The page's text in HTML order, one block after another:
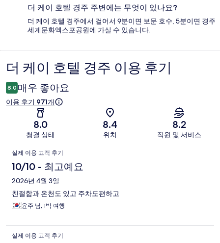
더 케이 호텔 경주 주변에는 무엇이 있나요?
더 케이 호텔 경주에서 걸어서 9분이면 보문 호수, 5분이면 경주
세계문화엑스포공원에 가실 수 있습니다.
이
용
후
더 케이 호텔 경주 이용 후기
8.0 매우 좋아요
이용 후기 971개
8.0
청결 상태
8.4
위치
8.2
직원 및 서비스
이
용
후
기
실제 이용 고객 후기
10/10 - 최고예요
2026년 4월 3일
친절함과 온천도 있고 주차도편하고
윤주 님, 1박 여행
실제 이용 고객 후기